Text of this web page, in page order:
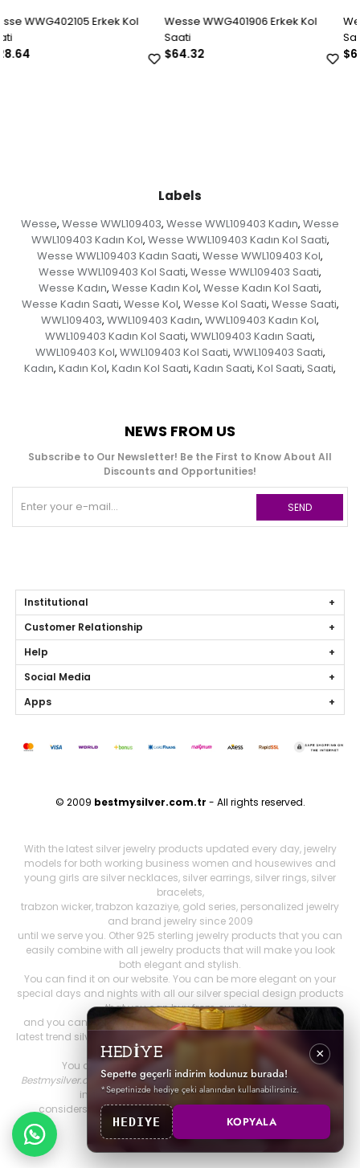
Wesse WWG401906 Erkek Kol
Wesse WWG401905 Erkek
Labels
Wesse, Wesse WWL109403, Wesse WWL109403 Kadın, Wesse
WWL109403 Kadın Kol, Wesse WWL109403 Kadın Kol Saati,
Wesse WWL109403 Kadın Saati, Wesse WWL109403 Kol,
Wesse WWL109403 Kol Saati, Wesse WWL109403 Saati,
Wesse Kadın, Wesse Kadın Kol, Wesse Kadın Kol Saati,
Wesse Kadın Saati, Wesse Kol, Wesse Kol Saati, Wesse Saati,
WWL109403, WWL109403 Kadın, WWL109403 Kadın Kol,
WWL109403 Kadın Kol Saati, WWL109403 Kadın Saati,
WWL109403 Kol, WWL109403 Kol Saati, WWL109403 Saati,
Kadın, Kadın Kol, Kadın Kol Saati, Kadın Saati, Kol Saati, Saati,
NEWS FROM US
Subscribe to Our Newsletter! Be the First to Know About All
Discounts and Opportunities!
SEND
Institutional
Customer Relationship
Help
Social Media
Apps
© 2009 bestmysilver.com.tr - All rights reserved.
With the latest silver jewelry products updated every day, jewelry
models for both working business women and housewives and
young girls are silver necklaces, silver earrings, silver rings, silver
bracelets,
trabzon wicker, trabzon kazaziye, gold series, personalized jewelry
and brand jewelry since 2009
until we serve you. Other 925 sterling jewelry products that you can
easily combine with all jewelry products that will make you look
both elegant and stylish.
You can find it on our website. You can be more elegant on your
special days and nights with all our silver special design products
that you can buy from our site,
and you can feel more comfortable. Our stocks include both the
latest trend silver jewelry models and women's accessories, as well
as constantly renewed
You can find all silver products on Best My Silver.
Bestmysilver.com.tr, which prioritizes customer satisfaction, is fast
in order to provide you with better service.
considers cargo and reliable shopping as the first priority.
HEDİYE
Sepette geçerli indirim kodunuz burada!
*Sepetinizde hediye çeki alanından kullanabilirsiniz.
×
HEDIYE KOPYALA